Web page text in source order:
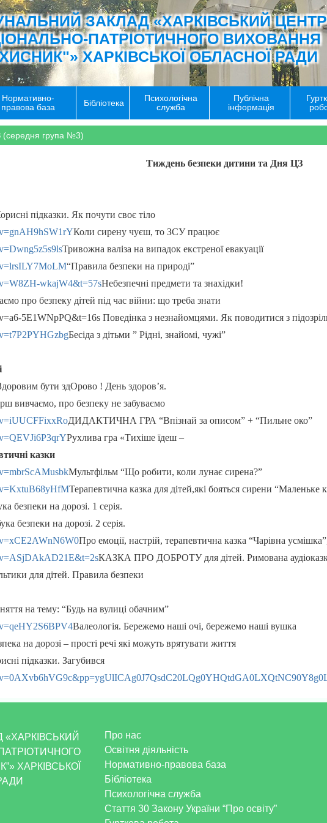
ЗАКЛАД «ХАРКІВСЬКИЙ ЦЕНТР
ПАТРІОТИЧНОГО ВИХОВАННЯ
ХАРКІВСЬКОЇ ОБЛАСНОЇ РАДИ
Нормативно-
правова база
Бібліотека
Психологічна
служба
Публічна
інформація
група №3)
Тиждень безпеки дитини та Дня ЦЗ
підказки. Як почути своє тіло
Коли сирену чуєш, то ЗСУ працює
Тривожна валіза на випадок екстреної евакуації
“Правила безпеки на природі”
wkajW4&t=57sНебезпечні предмети та знахідки!
про безпеку дітей під час війни: що треба знати
5E1WNpPQ&t=16s Поведінка з незнайомцями. Як поводитися з
Бесіда з дітьми ” Рідні, знайомі, чужі”
бути здОрово ! День здоров’я.
вивчаємо, про безпеку не забуваємо
ДИДАКТИЧНА ГРА “Впізнай за описом” + “Пильне око”
Рухлива гра «Тихіше їдеш –
казки
Мультфільм “Що робити, коли лунає сирена?”
Терапевтична казка для дітей,які бояться сирени “Маленьке
безпеки на дорозі. 1 серія.
безпеки на дорозі. 2 серія.
Про емоції, настрій, терапевтична казка “Чарівна
КАЗКА ПРО ДОБРОТУ для дітей. Римована
для дітей. Правила безпеки
на тему: “Будь на вулиці обачним”
Валеологія. Бережемо наші очі, бережемо наші вушка
на дорозі – прості речі які можуть врятувати життя
підказки. Загубився
ХАРКІВСЬКОЇ
Про нас
Освітня діяльність
Нормативно-правова база
Бібліотека
Психологічна служба
Стаття 30 Закону України “Про освіту”